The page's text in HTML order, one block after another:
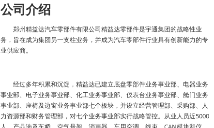
公司介绍
郑州精益达汽车零部件有限公司精益达零部件是宇通集团的战略性业
务，旨在成为集团另一支柱业务，并成为汽车零部件行业具有创新能力的专
业供应商。
经过多年积累和沉淀，精益达已建立底盘零部件业务事业部、电器业务
事业部、电子业务事业部、化工业务事业部、仪表台业务事业部、舱门业务
事业部、座椅及边窗业务事业部七个板块，并设立经营管理部、采购部、
人
力资源部和财务管理部，对七个业务事业部实行战略管控。从业人员近5000